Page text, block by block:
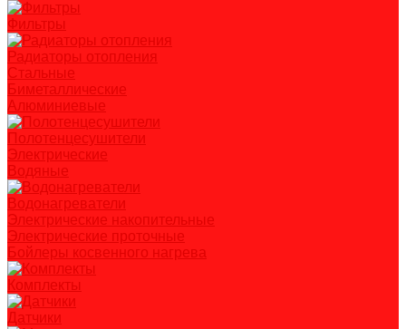
Фильтры
Радиаторы отопления
Стальные
Биметаллические
Алюминиевые
Полотенцесушители
Электрические
Водяные
Водонагреватели
Электрические накопительные
Электрические проточные
Бойлеры косвенного нагрева
Комплекты
Датчики